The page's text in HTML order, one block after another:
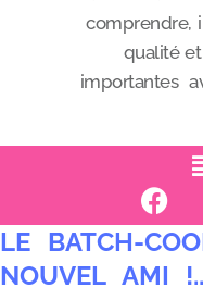
u
comprendre,
qualité
importantes
LE BATCH-
NOUVEL AMI !..